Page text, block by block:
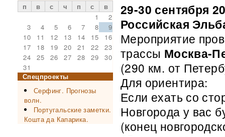
п в с ч п с
в
1
2
3
4 5 6 7 8
9
10
11 12 13 14 15
16
17
18 19 20 21 22
23
24
25 26 27 28 29
30
31
Спецпроекты
Серфинг. Прогнозы
волн.
Португальские заметки.
Кошта да Капарика.
29-30 сентября
Российская
Мероприятие
трассы Москва-
(290 км. от
Для ориентира:
Если ехать со
Новгорода у вас
(конец